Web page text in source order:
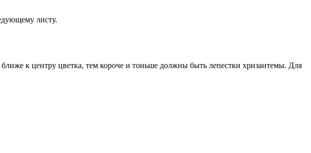
листу.
к центру цветка, тем короче и тоньше должны быть лепестки хризантемы. Для